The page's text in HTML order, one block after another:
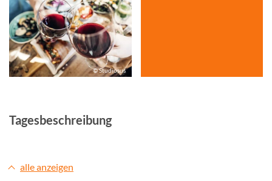
© Studiosus
Tagesbeschreibung
alle anzeigen